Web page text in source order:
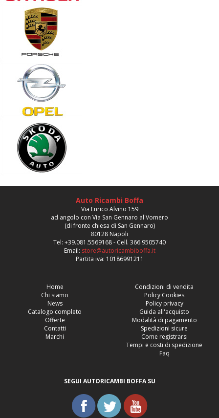
Auto Ricambi Boffa
Via Enrico Alvino 159
ad angolo con Via San Gennaro al Vomero
(di fronte chiesa di San Gennaro)
80128 Napoli
Tel: +39.081.5569168 - Cell. 366.9505740
Email: store@autoricambiboffa.it
Partita iva: 10186991211
Home
Chi siamo
News
Catalogo completo
Offerte
Contatti
Marchi
Condizioni di vendita
Policy Cookies
Policy privacy
Guida all'acquisto
Modalità di pagamento
Spedizioni sicure
Come registrarsi
Tempi e costi di spedizione
Faq
SEGUI AUTORICAMBI BOFFA SU